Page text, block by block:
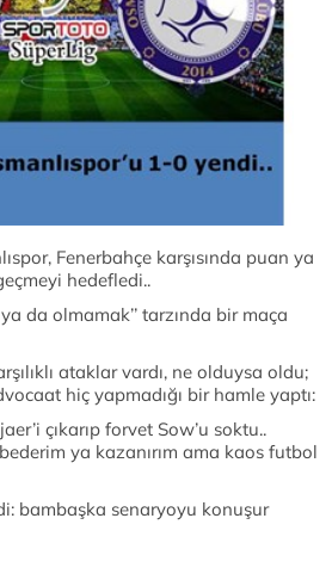
Fenerbahçe karşısında puan ya
hedefledi..
da olmamak’’ tarzında bir maça
ataklar vardı, ne olduysa oldu;
hiç yapmadığı bir hamle yaptı:
çıkarıp forvet Sow’u soktu..
ya kazanırım ama kaos futbol
bambaşka senaryoyu konuşur